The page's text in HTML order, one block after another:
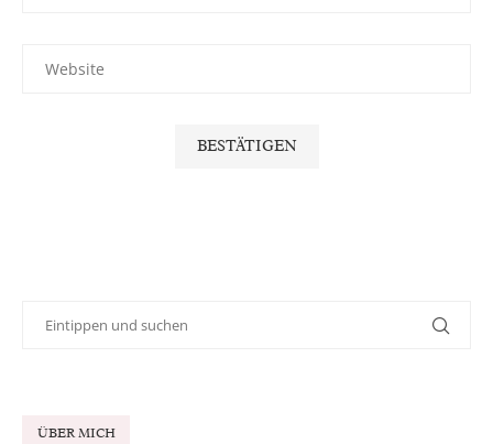
ÜBER MICH